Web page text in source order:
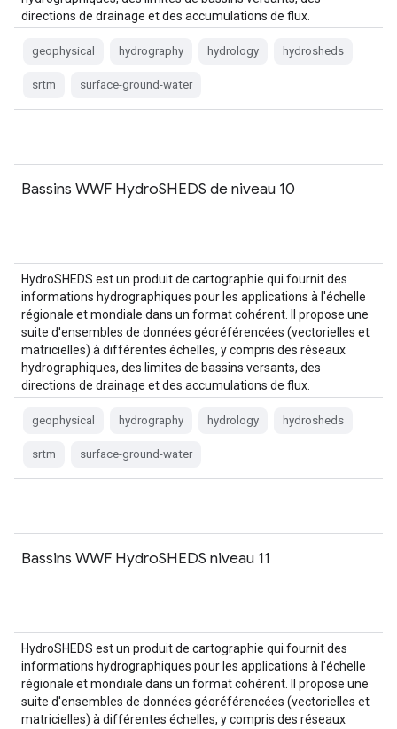
directions de drainage et des accumulations de flux.
geophysical hydrography hydrology hydrosheds
srtm surface-ground-water
Bassins WWF HydroSHEDS de niveau 10
HydroSHEDS est un produit de cartographie qui fournit des
informations hydrographiques pour les applications à l'échelle
régionale et mondiale dans un format cohérent. Il propose une
suite d'ensembles de données géoréférencées (vectorielles et
matricielles) à différentes échelles, y compris des réseaux
hydrographiques, des limites de bassins versants, des
directions de drainage et des accumulations de flux.
geophysical hydrography hydrology hydrosheds
srtm surface-ground-water
Bassins WWF HydroSHEDS niveau 11
HydroSHEDS est un produit de cartographie qui fournit des
informations hydrographiques pour les applications à l'échelle
régionale et mondiale dans un format cohérent. Il propose une
suite d'ensembles de données géoréférencées (vectorielles et
matricielles) à différentes échelles, y compris des réseaux